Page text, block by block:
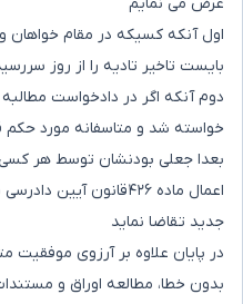
اول آنکه کسیکه در مقام
بایست تاخیر تادیه را از روز
دوم آنکه اگر در دادخواست
خواسته شد و متاسفانه مورد حکم
بعدا جعلی بودنشان توسط هر کسی
اعمال ماده ۴۲۶قانون
جدید تقاضا نماید
در پایان علاوه بر آرزوی موفقیت
بدون خطا، مطالعه اوراق و